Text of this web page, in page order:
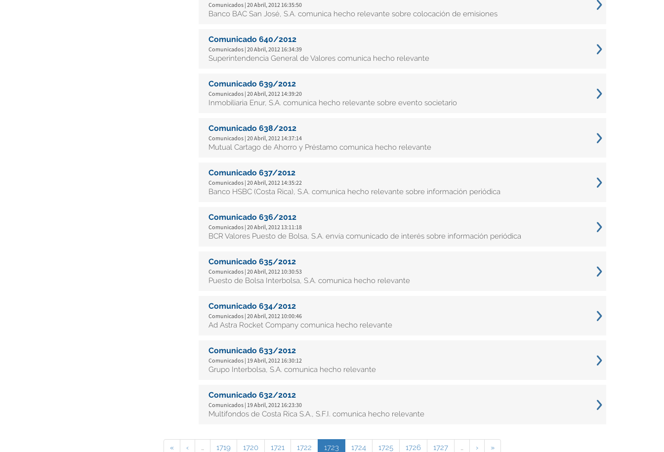
Comunicados | 20 Abril, 2012 16:35:50
Banco BAC San José, S.A. comunica hecho relevante sobre colocación de emisiones
Comunicado 640/2012
Comunicados | 20 Abril, 2012 16:34:39
Superintendencia General de Valores comunica hecho relevante
Comunicado 639/2012
Comunicados | 20 Abril, 2012 14:39:20
Inmobiliaria Enur, S.A. comunica hecho relevante sobre evento societario
Comunicado 638/2012
Comunicados | 20 Abril, 2012 14:37:14
Mutual Cartago de Ahorro y Préstamo comunica hecho relevante
Comunicado 637/2012
Comunicados | 20 Abril, 2012 14:35:22
Banco HSBC (Costa Rica), S.A. comunica hecho relevante sobre información periódica
Comunicado 636/2012
Comunicados | 20 Abril, 2012 13:11:18
BCR Valores Puesto de Bolsa, S.A. envía comunicado de interés sobre información periódica
Comunicado 635/2012
Comunicados | 20 Abril, 2012 10:30:53
Puesto de Bolsa Interbolsa, S.A. comunica hecho relevante
Comunicado 634/2012
Comunicados | 20 Abril, 2012 10:00:46
Ad Astra Rocket Company comunica hecho relevante
Comunicado 633/2012
Comunicados | 19 Abril, 2012 16:30:12
Grupo Interbolsa, S.A. comunica hecho relevante
Comunicado 632/2012
Comunicados | 19 Abril, 2012 16:23:30
Multifondos de Costa Rica S.A., S.F.I. comunica hecho relevante
« ‹ … 1719 1720 1721 1722 1723 1724 1725 1726 1727 … › »